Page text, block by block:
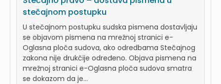
stečajnom postupku
U stečajnom postupku sudska pismena dostavljaju
se objavom pismena na mrežnoj stranici e-
Oglasna ploča sudova, ako odredbama Stečajnog
zakona nije drukčije određeno. Objava pismena na
mrežnoj stranici e-Oglasna ploča sudova smatra
se dokazom da je...